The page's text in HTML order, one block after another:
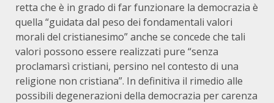
retta che è in grado di far funzionare la democrazia è
quella “guidata dal peso dei fondamentali valori
morali del cristianesimo” anche se concede che tali
valori possono essere realizzati pure “senza
proclamarsì cristiani, persino nel contesto di una
religione non cristiana”. In definitiva il rimedio alle
possibili degenerazioni della democrazia per carenza